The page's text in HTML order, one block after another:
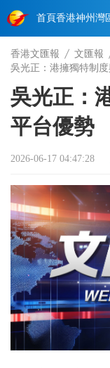
首頁香港神州 灣
香港文匯報 文匯報
吳光正：港擁獨特制
吳光正：
平台優勢
2026-06-17 04:47:28